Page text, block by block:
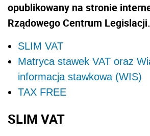
opublikowany na stronie
Rządowego Centrum Legislacji.
SLIM VAT
Matryca stawek VAT oraz
informacja stawkowa (WIS)
TAX FREE
SLIM VAT